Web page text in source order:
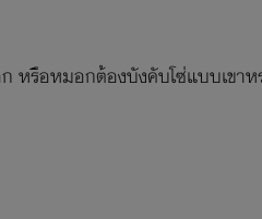
หรือหมอกต้องบังคับโซ่แบบเขา